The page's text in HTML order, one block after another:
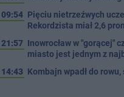
09:54 Pięciu nietrzeźwych
Rekordzista miał 2,6
21:57 Inowrocław w "gorącej"
miasto jest jednym z
14:43 Kombajn wpadł do